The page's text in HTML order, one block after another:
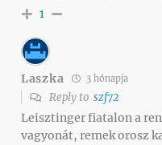
1
Laszka 3 hónapja
Reply to szf72
Leisztinger fiatalon a
vagyonát, remek orosz